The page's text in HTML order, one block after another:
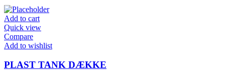
Add to cart
Quick view
Compare
Add to wishlist
PLAST TANK DÆKKE